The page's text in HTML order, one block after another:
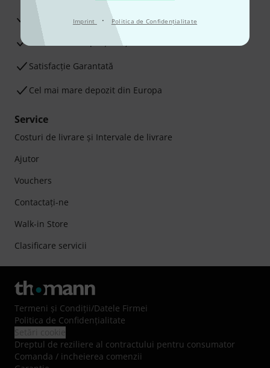
Imprint · Politica de Confidenţialitate
Service Reparații
Sfaturi de la experții noștri
Satisfacție Garantată
Cel mai mare depozit din Europa
Service
Costuri de livrare şi Intervale de livrare
Ajutor
Vouchers
Contactaţi-ne
Walk-in Store
Clasificare servicii
Termeni şi Condiţii/Datele Firmei
Politica de Confidenţialitate
Dreptul de reziliere al contractului pentru consumator
Comanda / incheierea comenzii